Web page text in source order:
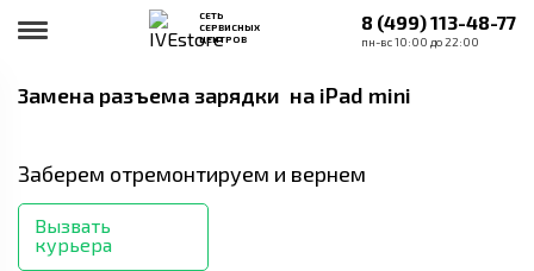
СЕТЬ
СЕРВИСНЫХ
ЦЕНТРОВ
8 (499) 113-48-77
пн-вс 10:00 до 22:00
Замена разъема зарядки на iPad mini
Заберем отремонтируем и вернем
Вызвать
курьера